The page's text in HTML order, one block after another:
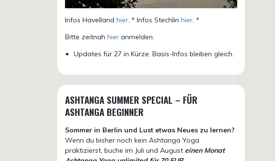
Infos Havellandhier. * Infos Stechlinhier. *
Bitte zeitnahhier anmelden.
Updates für 27 in Kürze. Basis-Infos bleiben gleich.
ASHTANGA SUMMER SPECIAL – FÜR
ASHTANGA BEGINNER
Sommer in Berlin und Lust etwas Neues zu lernen?
Wenn du bisher noch kein Ashtanga Yoga
praktizierst, buche im Juli und August einen Monat